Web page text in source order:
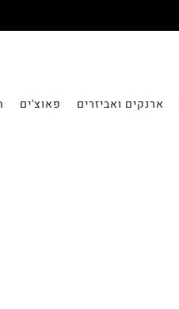
ארנקים ואביזרים פאוצ'ים